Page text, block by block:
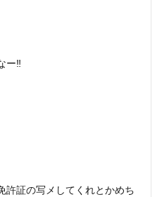
ー‼️
許証の写メしてくれとかめち